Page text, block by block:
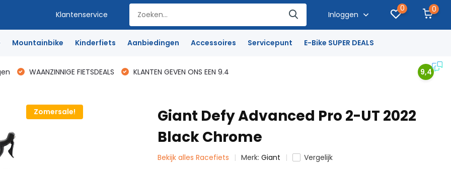
Klantenservice Inloggen
0 0
Mountainbike Kinderfiets Aanbiedingen Accessoires Servicepunt E-Bike SUPER DEALS
WAANZINNIGE FIETSDEALS KLANTEN GEVEN ONS EEN 9.4 9,4
Zomersale!
Giant Defy Advanced Pro 2-UT 2022
Black Chrome
Bekijk alles Racefiets Merk:Giant
Vergelijk